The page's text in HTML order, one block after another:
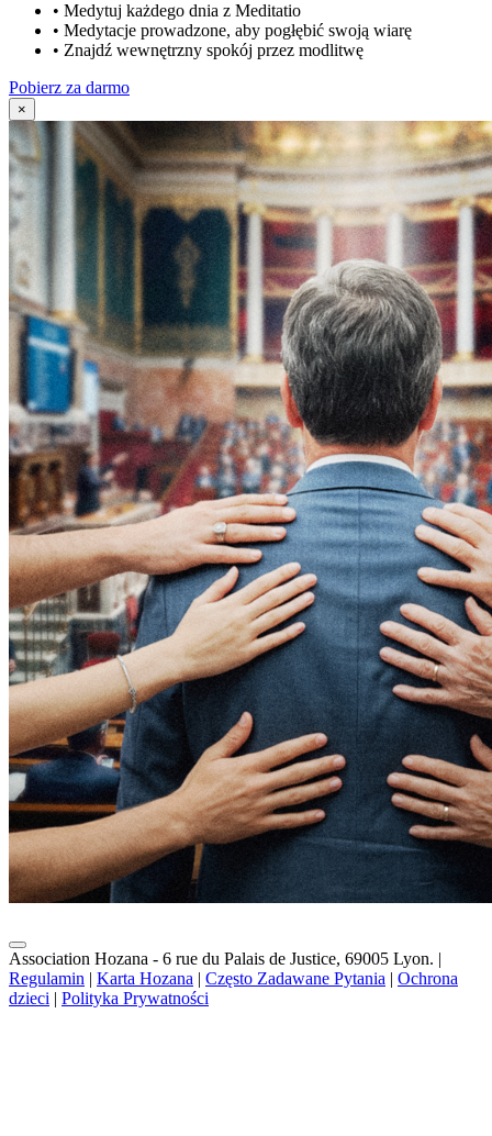
• Medytuj każdego dnia z Meditatio
• Medytacje prowadzone, aby pogłębić swoją wiarę
• Znajdź wewnętrzny spokój przez modlitwę
Pobierz za darmo
×
Association Hozana - 6 rue du Palais de Justice, 69005 Lyon. |
Regulamin | Karta Hozana | Często Zadawane Pytania | Ochrona
dzieci | Polityka Prywatności